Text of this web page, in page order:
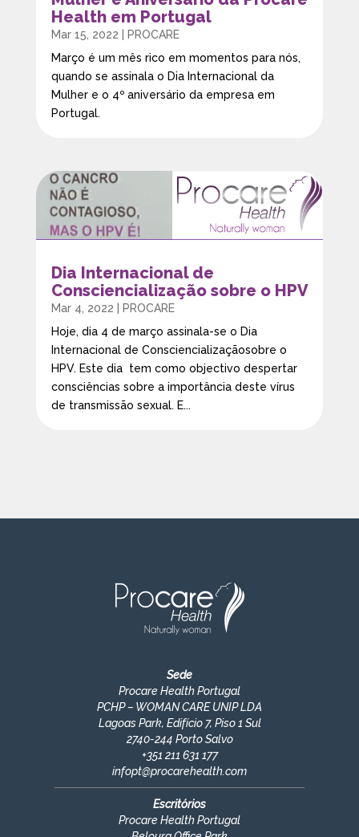
Health em Portugal
Mar 15, 2022
PROCARE
Março é um mês rico em momentos para nós,
quando se assinala o Dia Internacional da
Mulher e o 4º aniversário da empresa em
Portugal.
Dia Internacional de
Consciencialização sobre o HPV
Mar 4, 2022
PROCARE
Hoje, dia 4 de março assinala-se o Dia
Internacional de Consciencializaçãosobre o
HPV. Este dia tem como objectivo despertar
consciências sobre a importância deste vírus
de transmissão sexual. E...
Sede
Procare Health Portugal
PCHP – WOMAN CARE UNIP LDA
Lagoas Park, Edifício 7, Piso 1 Sul
2740-244 Porto Salvo
+351 211 631 177
infopt@procarehealth.com
Escritórios
Procare Health Portugal